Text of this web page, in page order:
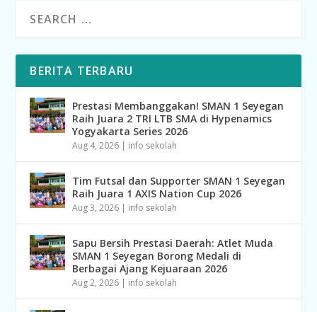
BERITA TERBARU
Prestasi Membanggakan! SMAN 1 Seyegan
Raih Juara 2 TRI LTB SMA di Hypenamics
Yogyakarta Series 2026
Aug 4, 2026 | info sekolah
Tim Futsal dan Supporter SMAN 1 Seyegan
Raih Juara 1 AXIS Nation Cup 2026
Aug 3, 2026 | info sekolah
Sapu Bersih Prestasi Daerah: Atlet Muda
SMAN 1 Seyegan Borong Medali di
Berbagai Ajang Kejuaraan 2026
Aug 2, 2026 | info sekolah